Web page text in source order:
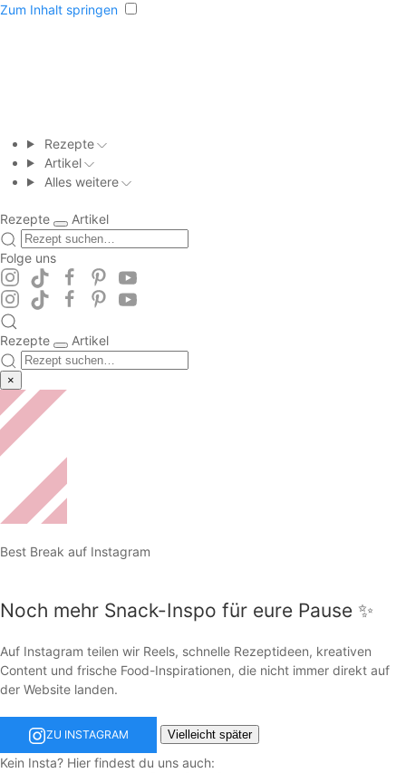
Zum Inhalt springen
Rezepte
Artikel
Alles weitere
Rezepte Artikel
Folge uns
Rezepte Artikel
×
Best Break auf Instagram
Noch mehr Snack-Inspo für eure Pause ✨
Auf Instagram teilen wir Reels, schnelle Rezeptideen, kreativen
Content und frische Food-Inspirationen, die nicht immer direkt auf
der Website landen.
ZU INSTAGRAM Vielleicht später
Kein Insta? Hier findest du uns auch: